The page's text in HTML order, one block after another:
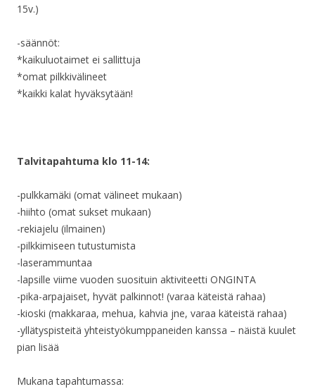
15v.)
-säännöt:
*kaikuluotaimet ei sallittuja
*omat pilkkivälineet
*kaikki kalat hyväksytään!
Talvitapahtuma klo 11-14:
-pulkkamäki (omat välineet mukaan)
-hiihto (omat sukset mukaan)
-rekiajelu (ilmainen)
-pilkkimiseen tutustumista
-laserammuntaa
-lapsille viime vuoden suosituin aktiviteetti ONGINTA
-pika-arpajaiset, hyvät palkinnot! (varaa käteistä rahaa)
-kioski (makkaraa, mehua, kahvia jne, varaa käteistä rahaa)
-yllätyspisteitä yhteistyökumppaneiden kanssa – näistä kuulet
pian lisää
Mukana tapahtumassa: